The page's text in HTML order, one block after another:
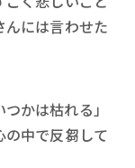
には言わせた
かは枯れる」
の中で反芻して